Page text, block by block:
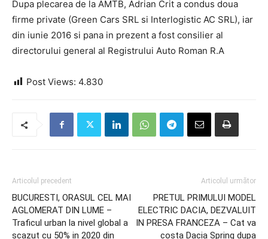
Dupa plecarea de la AMTB, Adrian Crit a condus doua
firme private (Green Cars SRL si Interlogistic AC SRL), iar
din iunie 2016 si pana in prezent a fost consilier al
directorului general al Registrului Auto Roman R.A
Post Views: 4.830
Articolul precedent
BUCURESTI, ORASUL CEL MAI
AGLOMERAT DIN LUME –
Traficul urban la nivel global a
scazut cu 50% in 2020 din
Articolul următor
PRETUL PRIMULUI MODEL
ELECTRIC DACIA, DEZVALUIT
IN PRESA FRANCEZA – Cat va
costa Dacia Spring dupa